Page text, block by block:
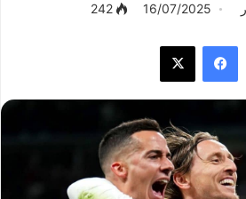
16/07/2025
242
فيسبوك